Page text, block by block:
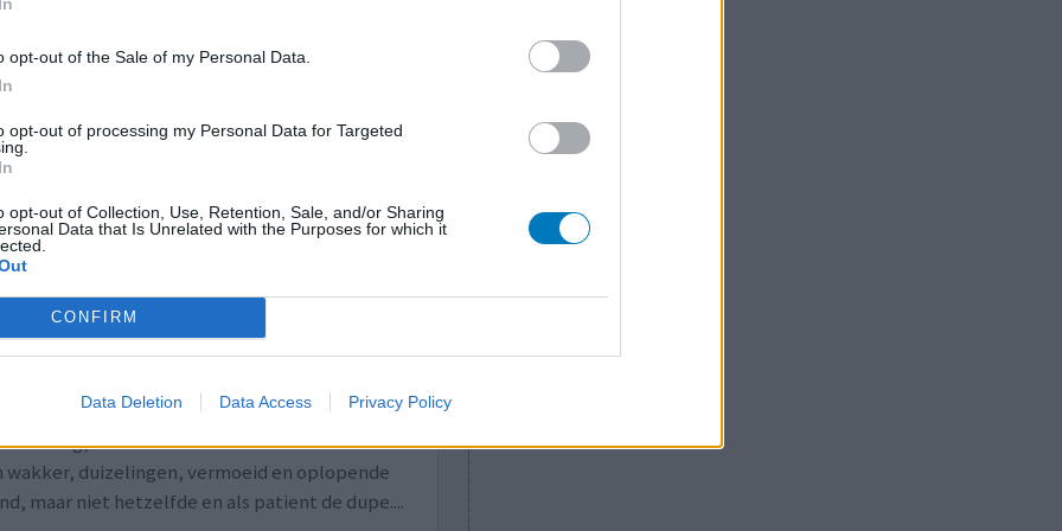
opt-out of the Sale of my Personal Data.
opt-out of processing my Personal Data for Targeted
opt-out of Collection, Use, Retention, Sale, and/or Sharing
Data that Is Unrelated with the Purposes for which it
CONFIRM
Data Deletion Data Access Privacy Policy
verteld, maar aan de werking merkte ik dat er
dat cozaar via een paralelverkoop werd
0 reacties
Hoeveelheid bijwerkingen
per dag
duizelingen, vermoeid en oplopende
maar niet hetzelfde en als patient de dupe....